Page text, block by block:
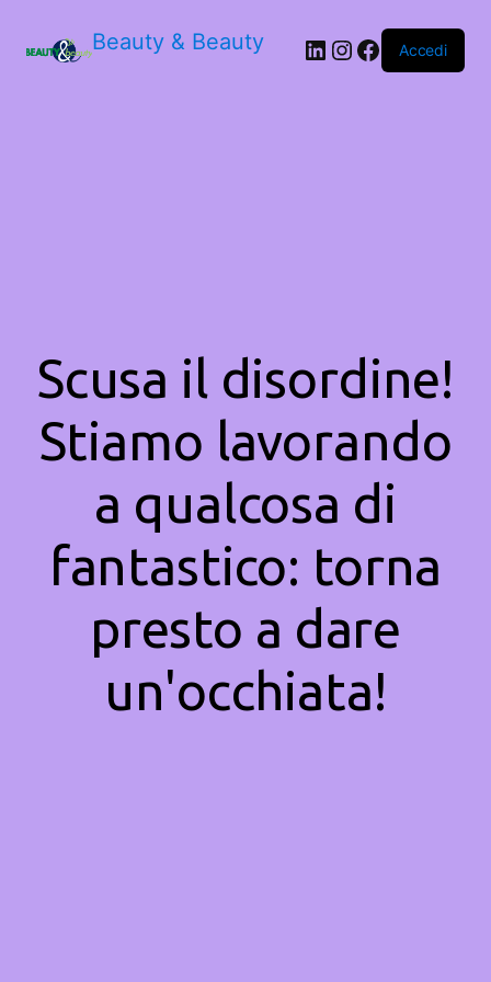
Beauty & Beauty LinkedIn
Instagram
Facebook
Accedi
Scusa il disordine!
Stiamo lavorando
a qualcosa di
fantastico: torna
presto a dare
un'occhiata!